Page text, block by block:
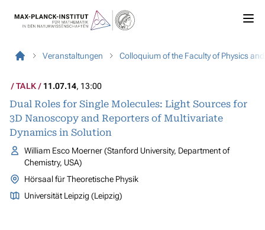
Veranstaltungen Colloquium of the Faculty of Physics
TALK 11.07.14, 13:00
Dual Roles for Single Molecules: Light Sources for
3D Nanoscopy and Reporters of Multivariate
Dynamics in Solution
William Esco Moerner (Stanford University, Department of
Chemistry, USA)
Hörsaal für Theoretische Physik
Universität Leipzig (Leipzig)